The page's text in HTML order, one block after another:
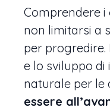
Comprendere
non limitarsi a
per progredire.
e lo sviluppo
naturale per le
essere